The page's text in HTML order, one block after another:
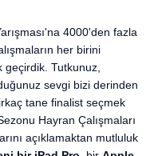
4000'den fazla
her birini
geçirdik. Tutkunuz,
sevgi bizi derinden
tane finalist seçmek
Hayran Çalışmaları
açıklamaktan mutluluk